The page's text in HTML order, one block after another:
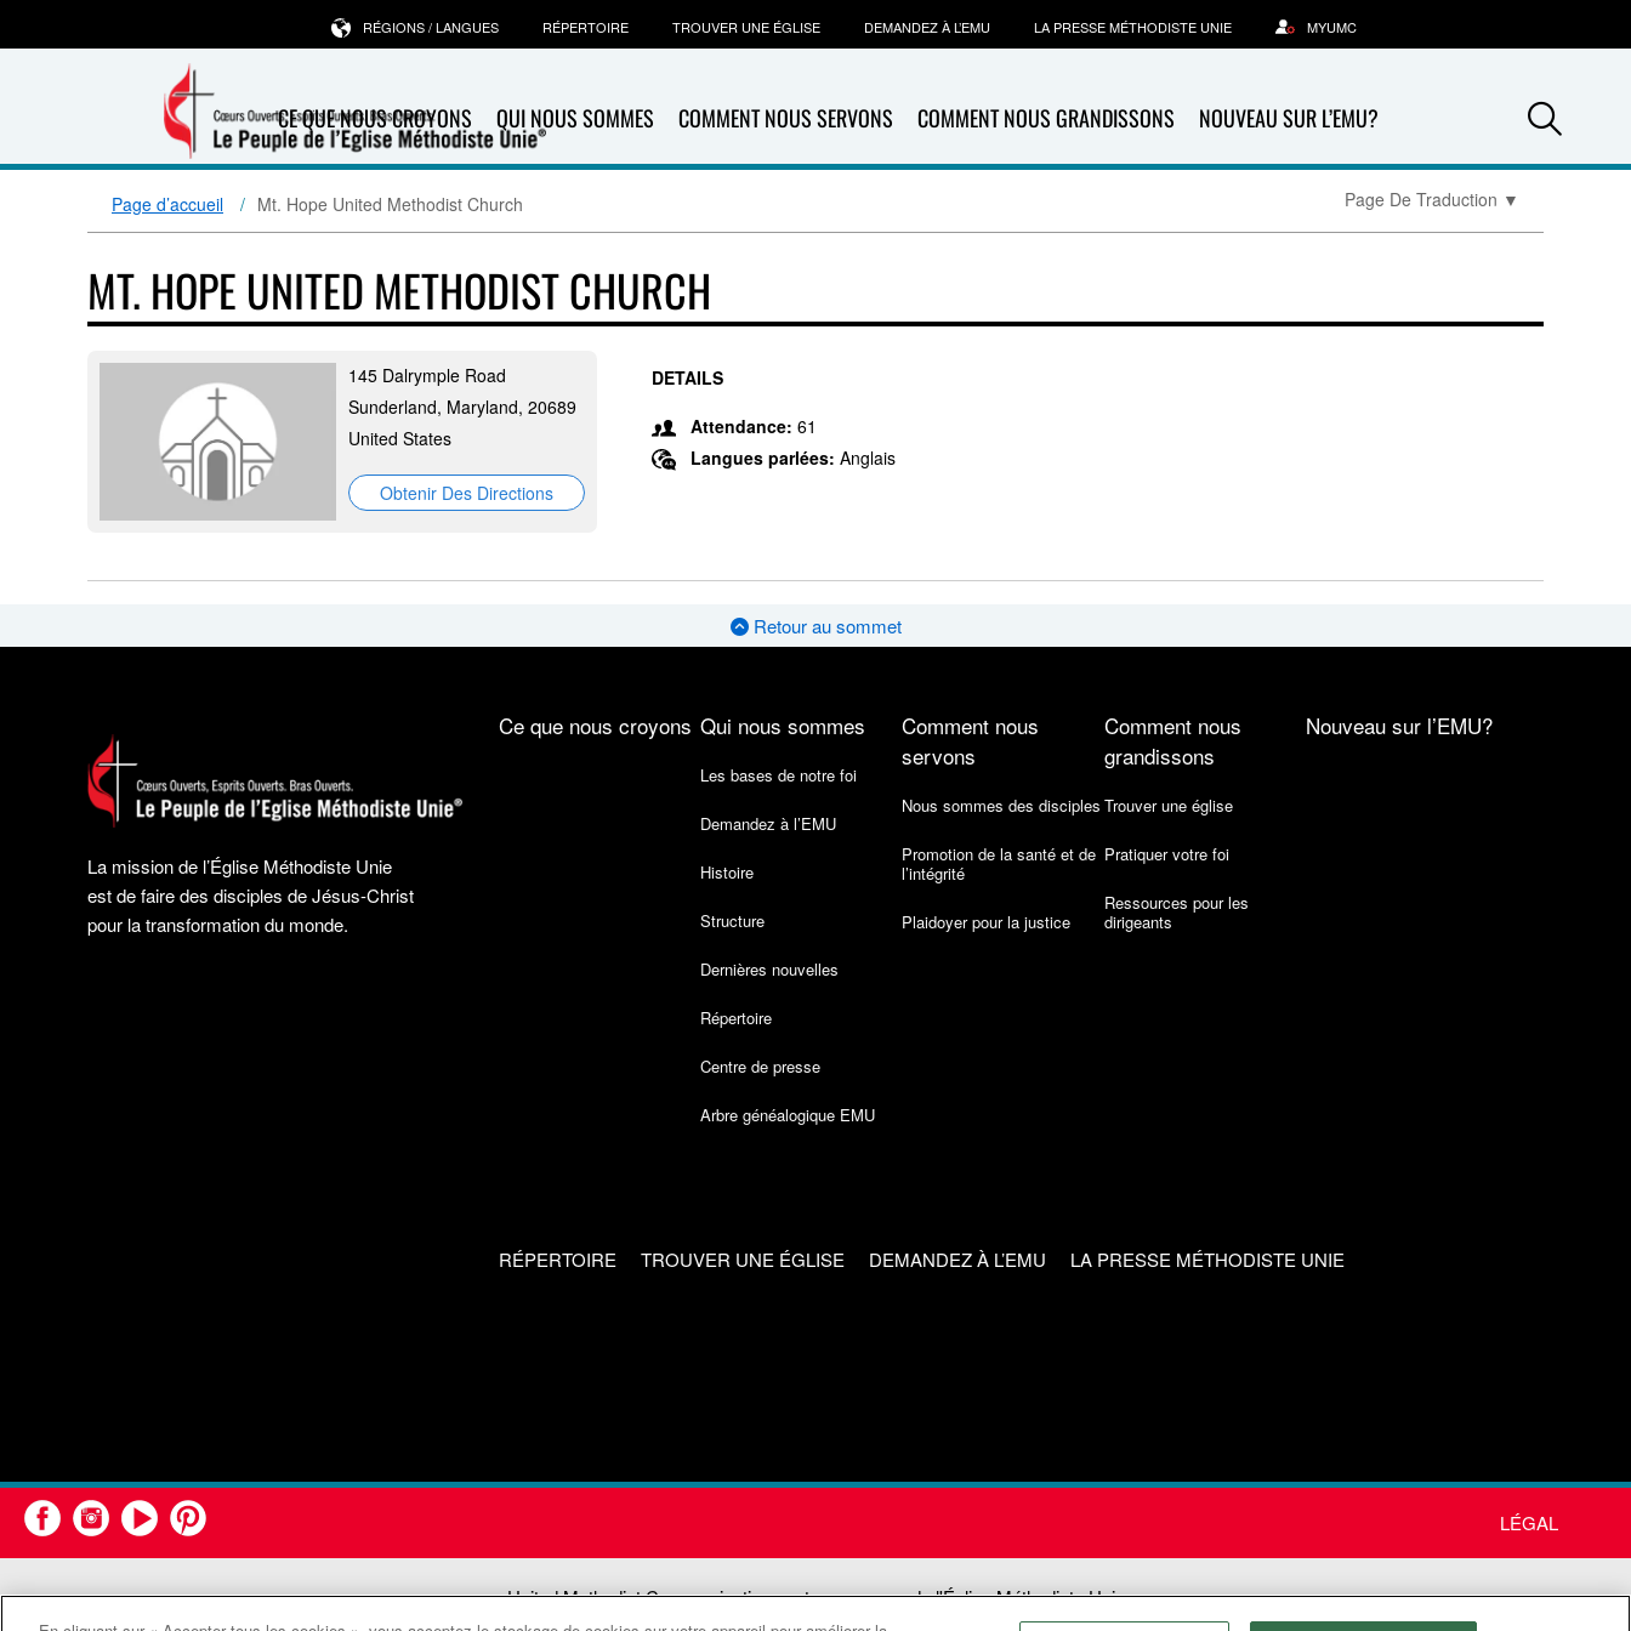
CE QUE NOUS CROYONS QUI NOUS SOMMES COMMENT NOUS SERVONS COMMENT NOUS GRANDISSONS NOUVEAU SUR L’EMU?
RÉGIONS / LANGUES RÉPERTOIRE TROUVER UNE ÉGLISE DEMANDEZ À L’EMU LA PRESSE MÉTHODISTE UNIE MYUMC
Page d’accueil Mt. Hope United Methodist Church Page De Traduction ▼
MT. HOPE UNITED METHODIST CHURCH
145 Dalrymple Road
Sunderland, Maryland, 20689
United States
Obtenir Des Directions
DETAILS
Attendance: 61
Langues parlées: Anglais
Retour au sommet
La mission de l’Église Méthodiste Unie
est de faire des disciples de Jésus-Christ
pour la transformation du monde.
Ce que nous croyons Qui nous sommes
Les bases de notre foi
Demandez à l’EMU
Histoire
Structure
Dernières nouvelles
Répertoire
Centre de presse
Arbre généalogique EMU
Comment nous
servons
Nous sommes des disciples
Promotion de la santé et de
l’intégrité
Plaidoyer pour la justice
Comment nous
grandissons
Trouver une église
Pratiquer votre foi
Ressources pour les
dirigeants
Nouveau sur l’EMU?
RÉPERTOIRE TROUVER UNE ÉGLISE DEMANDEZ À L’EMU LA PRESSE MÉTHODISTE UNIE
LÉGAL
United Methodist Communications est une agence de l'Église Méthodiste Unie